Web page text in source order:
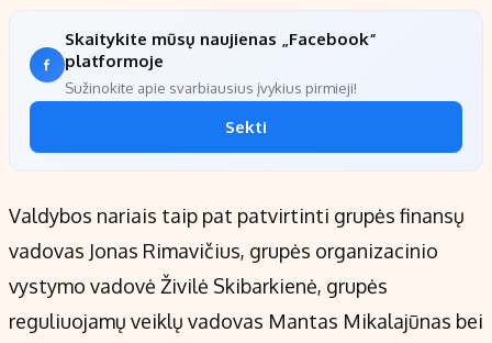
Skaitykite mūsų naujienas „Facebook“
platformoje
Sužinokite apie svarbiausius įvykius pirmieji!
Sekti
Valdybos nariais taip pat patvirtinti grupės finansų
vadovas Jonas Rimavičius, grupės organizacinio
vystymo vadovė Živilė Skibarkienė, grupės
reguliuojamų veiklų vadovas Mantas Mikalajūnas bei